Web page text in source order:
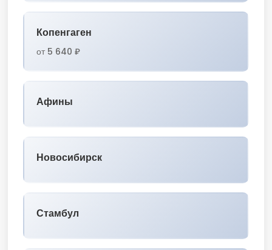
Копенгаген
от 5 640 ₽
Афины
Новосибирск
Стамбул